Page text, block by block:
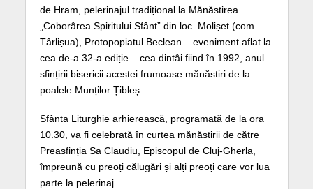
de Hram, pelerinajul tradițional la Mănăstirea
„Coborârea Spiritului Sfânt” din loc. Molișet (com.
Târlișua), Protopopiatul Beclean – eveniment aflat la
cea de-a 32-a ediție – cea dintâi fiind în 1992, anul
sfințirii bisericii acestei frumoase mănăstiri de la
poalele Munților Țibleș.
Sfânta Liturghie arhierească, programată de la ora
10.30, va fi celebrată în curtea mănăstirii de către
Preasfinția Sa Claudiu, Episcopul de Cluj-Gherla,
împreună cu preoți călugări și alți preoți care vor lua
parte la pelerinaj.